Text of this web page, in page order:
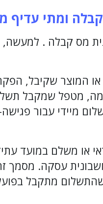
קבלה ומתי עדיף
מס קבלה . למעשה,
המוצר שקיבל,
מטפל שמקבל
מיידי עבור
או משלם במועד
עסקה. מסמך
מתקבל